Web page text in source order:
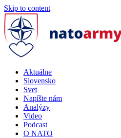
Skip to content
Aktuálne
Slovensko
Svet
Napíšte nám
Analýzy
Video
Podcast
O NATO